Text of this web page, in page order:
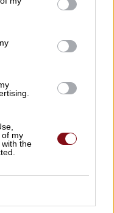
of my
the
του
και